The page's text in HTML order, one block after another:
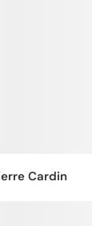
Cardin